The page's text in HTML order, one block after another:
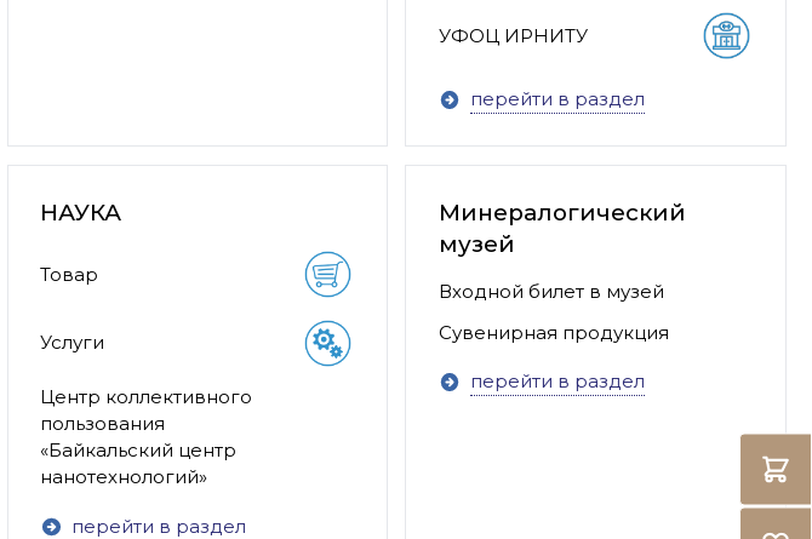
УФОЦ ИРНИТУ
перейти в раздел
НАУКА
Товар
Услуги
Центр коллективного
пользования
«Байкальский центр
нанотехнологий»
перейти в раздел
Минералогический
музей
Входной билет в музей
Сувенирная продукция
перейти в раздел